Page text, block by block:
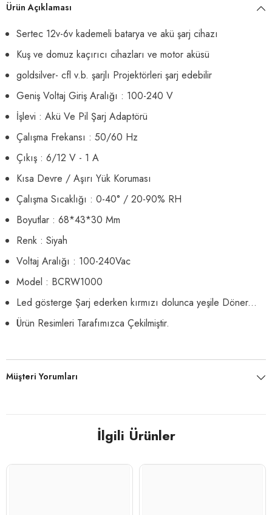
Ürün Açıklaması
Sertec 12v-6v kademeli batarya ve akü şarj cihazı
Kuş ve domuz kaçırıcı cihazları ve motor aküsü
goldsilver- cfl v.b. şarjlı Projektörleri şarj edebilir
Geniş Voltaj Giriş Aralığı : 100-240 V
İşlevi : Akü Ve Pil Şarj Adaptörü
Çalışma Frekansı : 50/60 Hz
Çıkış : 6/12 V - 1 A
Kısa Devre / Aşırı Yük Koruması
Çalışma Sıcaklığı : 0-40° / 20-90% RH
Boyutlar : 68*43*30 Mm
Renk : Siyah
Voltaj Aralığı : 100-240Vac
Model : BCRW1000
Led gösterge Şarj ederken kırmızı dolunca yeşile Döner...
Ürün Resimleri Tarafımızca Çekilmiştir.
Müşteri Yorumları
İlgili Ürünler